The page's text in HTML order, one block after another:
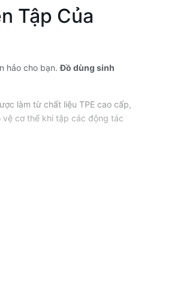
Tập Của
hảo cho bạn.Đồ dùng sinh
làm từ chất liệu TPE cao cấp,
cơ thể khi tập các động tác